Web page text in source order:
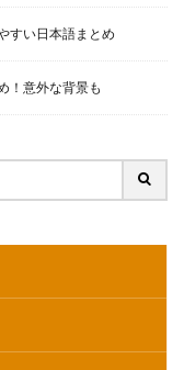
すい日本語まとめ
！意外な背景も